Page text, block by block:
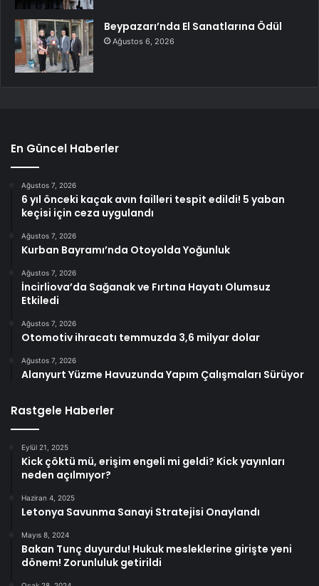
Beypazarı’nda El Sanatlarına Ödül
Ağustos 6, 2026
En Güncel Haberler
Ağustos 7, 2026
6 yıl önceki kaçak avın failleri tespit edildi! 5 yaban
keçisi için ceza uygulandı
Ağustos 7, 2026
Kurban Bayramı’nda Otoyolda Yoğunluk
Ağustos 7, 2026
İncirliova’da Sağanak ve Fırtına Hayatı Olumsuz
Etkiledi
Ağustos 7, 2026
Otomotiv ihracatı temmuzda 3,6 milyar dolar
Ağustos 7, 2026
Alanyurt Yüzme Havuzunda Yapım Çalışmaları Sürüyor
Rastgele Haberler
Eylül 21, 2025
Kick çöktü mü, erişim engeli mi geldi? Kick yayınları
neden açılmıyor?
Haziran 4, 2025
Letonya Savunma Sanayi Stratejisi Onaylandı
Mayıs 8, 2024
Bakan Tunç duyurdu! Hukuk mesleklerine girişte yeni
dönem! Zorunluluk getirildi